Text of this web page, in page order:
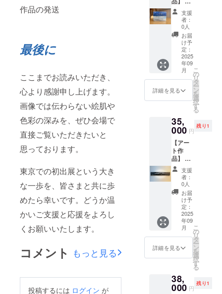
作品の発送
最後に
ここまでお読みいただき、
心より感謝申し上げます。
画像では伝わらない絵肌や
色彩の深みを、ぜひ会場で
直接ご覧いただきたいと
思っております。
東京での初出展という大き
な一歩を、皆さまと共に歩
めたら幸いです。どうか温
かいご支援と応援をよろし
くお願いいたします。
コメント もっと見る
投稿するには ログイン が
ざいま
す。あ
らかじ
めご了
承くだ
さい。
×H170
㎜ ・
ご住所
等お送
り先を
お知ら
せくだ
さい ・
お使い
のモニ
ター環
境によ
面上の
色味が
若干異
なる場
合がご
ざいま
す。あ
らかじ
めご了
承くだ
さい。
お礼
メッ
セージ
付き ・
作品1点
もの ・
作品A-
⑤【う
つろ
い、う
つろ
う】 ・
アクリ
クスト
メディ
ア ・サ
イズ：
W210㎜
×H170
㎜ ・
ご住所
等お送
り先を
お知ら
せくだ
さい ・
お使い
のモニ
ター環
境によ
面上の
色味が
支援
者：
0人
お届
け予
定：
2025
年09
月
詳細を見る
こ
の
リ
タ
ー
ン
を
選
択
す
る
35,
000 円
残り1
【アー
ト作
品】 ・
お礼
メッ
セージ
付き ・
作品1点
もの ・
作品
【STRO
KEー
Elemen
tー】 ・
タイト
ル
ent」 ・
アクリ
支援
者：
0人
お届
け予
定：
2025
年09
月
詳細を見る
こ
の
リ
タ
ー
ン
を
選
択
す
る
38,
000 円
残り1